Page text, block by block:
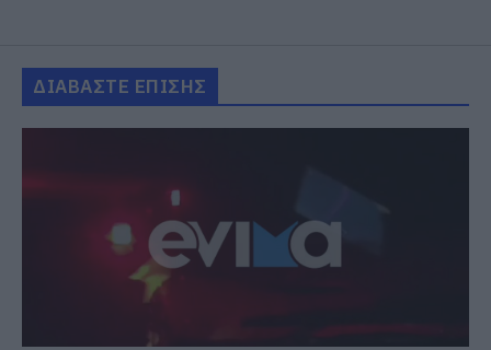
ΔΙΑΒΑΣΤΕ ΕΠΙΣΗΣ